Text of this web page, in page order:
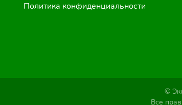
Политика конфиденциальности
©
Все